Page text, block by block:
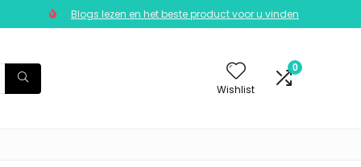
Blogs lezen en het beste product voor u vinden
Wishlist
0